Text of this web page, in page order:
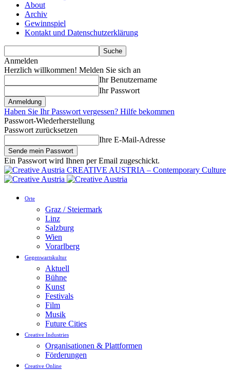
About
Archiv
Gewinnspiel
Kontakt und Datenschutzerklärung
Anmelden
Herzlich willkommen! Melden Sie sich an
Ihr Benutzername
Ihr Passwort
Haben Sie Ihr Passwort vergessen? Hilfe bekommen
Passwort-Wiederherstellung
Passwort zurücksetzen
Ihre E-Mail-Adresse
Ein Passwort wird Ihnen per Email zugeschickt.
CREATIVE AUSTRIA – Contemporary Culture
Orte
Graz / Steiermark
Linz
Salzburg
Wien
Vorarlberg
Gegenwartskultur
Aktuell
Bühne
Kunst
Festivals
Film
Musik
Future Cities
Creative Industries
Organisationen & Plattformen
Förderungen
Creative Online